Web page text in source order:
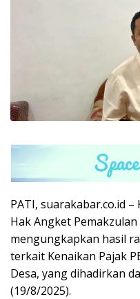
PATI, suarakabar.co.id
Hak Angket
mengungkapkan hasil
terkait Kenaikan Pajak
Desa, yang dihadirkan
(19/8/2025).